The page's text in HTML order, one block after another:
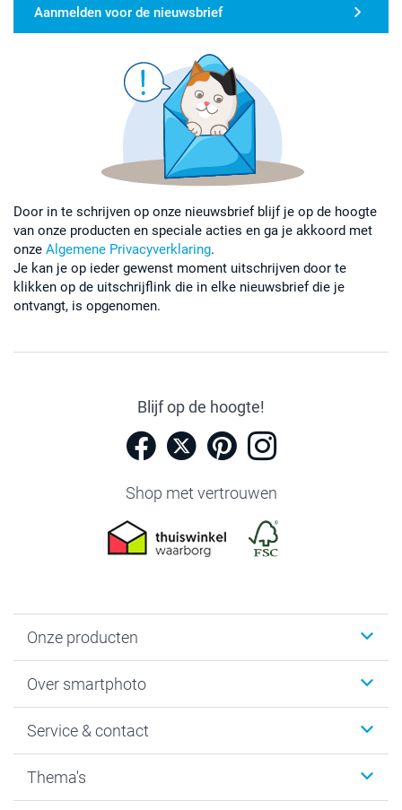
Aanmelden voor de nieuwsbrief
Door in te schrijven op onze nieuwsbrief blijf je op de hoogte
van onze producten en speciale acties en ga je akkoord met
onze Algemene Privacyverklaring.
Je kan je op ieder gewenst moment uitschrijven door te
klikken op de uitschrijflink die in elke nieuwsbrief die je
ontvangt, is opgenomen.
Blijf op de hoogte!
Shop met vertrouwen
Onze producten
Fotoboeken
Fotocadeaus
Kaarten
Over smartphoto
Vacatures
Bestelproces
Service & contact
Tevredenheidsgarantie
Thema's